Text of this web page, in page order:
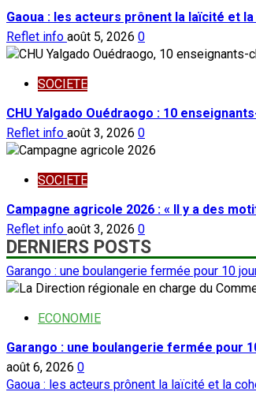
Gaoua : les acteurs prônent la laïcité et
Reflet info août 5, 2026 0
SOCIETE
CHU Yalgado Ouédraogo : 10
Reflet info août 3, 2026 0
SOCIETE
Campagne agricole 2026 : « Il y a des
Reflet info août 3, 2026 0
DERNIERS POSTS
Garango : une boulangerie fermée pour 10
ECONOMIE
Garango : une boulangerie fermée pour
août 6, 2026 0
Gaoua : les acteurs prônent la laïcité et la